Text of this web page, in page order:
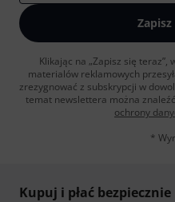
Klikając na „Zapisz się
materialów reklamowych
zrezygnować z subskrypcji w
temat newslettera można
ochrony
*
Kupuj i płać bezpiecznie